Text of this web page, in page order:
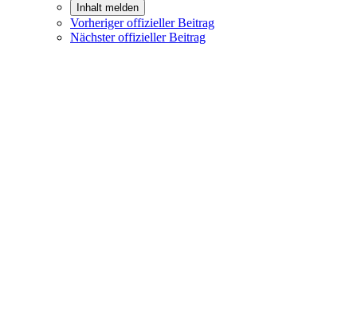
Inhalt melden
Vorheriger offizieller Beitrag
Nächster offizieller Beitrag